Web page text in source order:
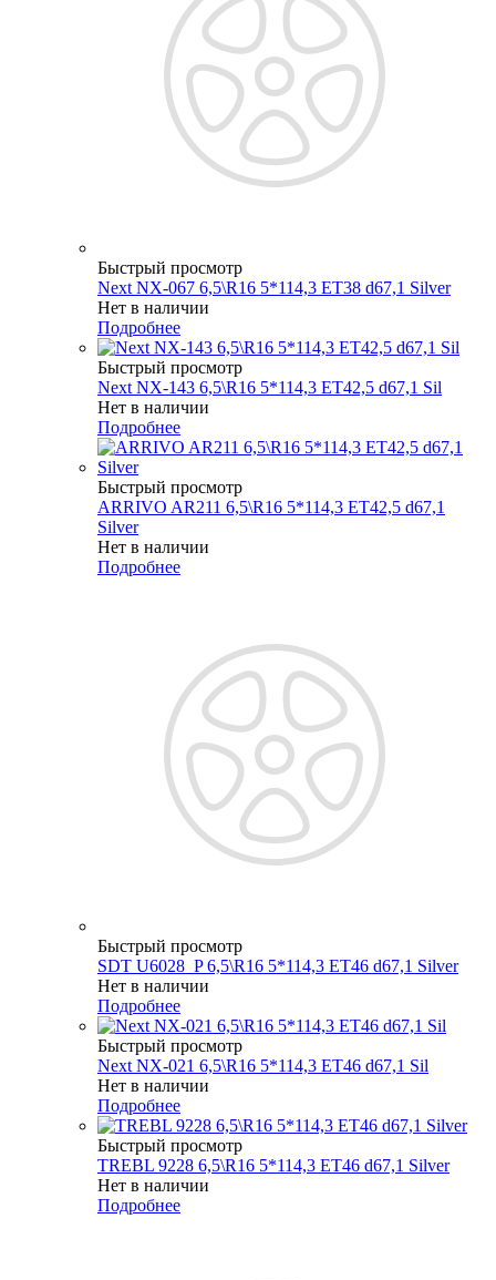
Быстрый просмотр
Next NX-067 6,5\R16 5*114,3 ET38 d67,1 Silver
Нет в наличии
Подробнее
Быстрый просмотр
Next NX-143 6,5\R16 5*114,3 ET42,5 d67,1 Sil
Нет в наличии
Подробнее
Быстрый просмотр
ARRIVO AR211 6,5\R16 5*114,3 ET42,5 d67,1
Silver
Нет в наличии
Подробнее
Быстрый просмотр
SDT U6028_P 6,5\R16 5*114,3 ET46 d67,1 Silver
Нет в наличии
Подробнее
Быстрый просмотр
Next NX-021 6,5\R16 5*114,3 ET46 d67,1 Sil
Нет в наличии
Подробнее
Быстрый просмотр
TREBL 9228 6,5\R16 5*114,3 ET46 d67,1 Silver
Нет в наличии
Подробнее